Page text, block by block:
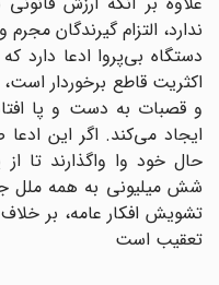
ندارد، التزام گیرندگان
دستگاه بی‌پروا ادعا دارد
اکثریت قاطع برخوردار است،
و قصبات به دست و پا
ایجاد می‌کند. اگر این
حال خود وا واگذارند تا از
شش میلیونی به همه ملل
تشویش افکار عامه، بر
تعقیب است‌